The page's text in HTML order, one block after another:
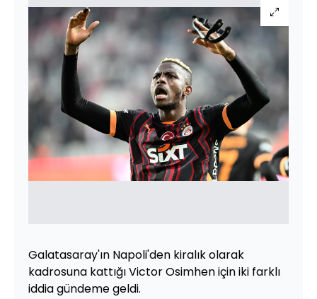
Galatasaray'ın Napoli'den kiralık olarak
kadrosuna kattığı Victor Osimhen için iki farklı
iddia gündeme geldi.